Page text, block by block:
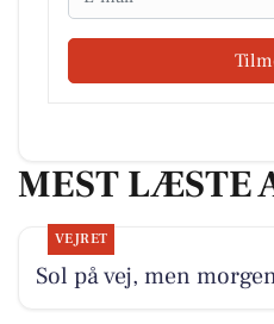
MEST LÆSTE
VEJRET
Sol på vej, men